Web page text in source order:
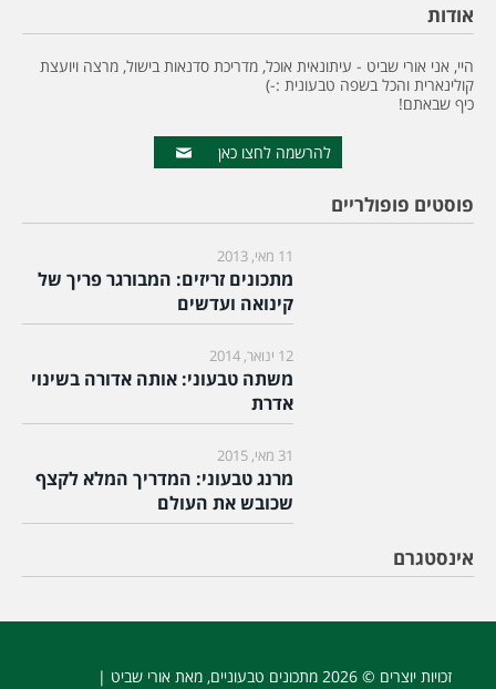
אודות
היי, אני אורי שביט - עיתונאית אוכל, מדריכת סדנאות בישול, מרצה ויועצת
קולינארית והכל בשפה טבעונית :-)
כיף שבאתם!
להרשמה לחצו כאן
פוסטים פופולריים
11 מאי, 2013
מתכונים זריזים: המבורגר פריך של
קינואה ועדשים
12 ינואר, 2014
משתה טבעוני: אותה אדורה בשינוי
אדרת
31 מאי, 2015
מרנג טבעוני: המדריך המלא לקצף
שכובש את העולם
אינסטגרם
זכויות יוצרים © 2026 מתכונים טבעוניים, מאת אורי שביט |